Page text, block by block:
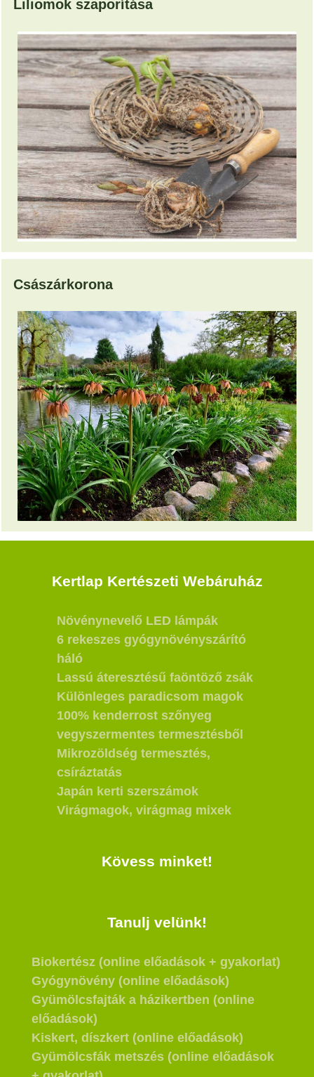
Liliomok szaporítása
Császárkorona
Kertlap Kertészeti Webáruház
Növénynevelő LED lámpák
6 rekeszes gyógynövényszárító
háló
Lassú áteresztésű faöntöző zsák
Különleges paradicsom magok
100% kenderrost szőnyeg
vegyszermentes termesztésből
Mikrozöldség termesztés,
csíráztatás
Japán kerti szerszámok
Virágmagok, virágmag mixek
Kövess minket!
Tanulj velünk!
Biokertész (online előadások + gyakorlat)
Gyógynövény (online előadások)
Gyümölcsfajták a házikertben (online
előadások)
Kiskert, díszkert (online előadások)
Gyümölcsfák metszés (online előadások